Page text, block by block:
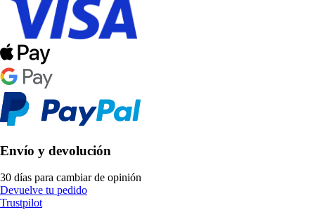
Envío y devolución
30 días para cambiar de opinión
Devuelve tu pedido
Trustpilot